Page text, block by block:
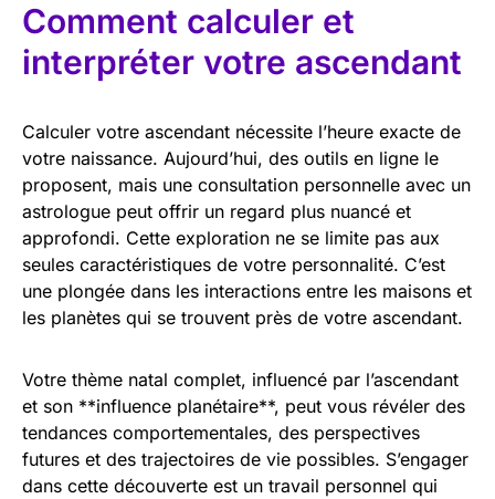
Comment calculer et
interpréter votre ascendant
Calculer votre ascendant nécessite l’heure exacte de
votre naissance. Aujourd’hui, des outils en ligne le
proposent, mais une consultation personnelle avec un
astrologue peut offrir un regard plus nuancé et
approfondi. Cette exploration ne se limite pas aux
seules caractéristiques de votre personnalité. C’est
une plongée dans les interactions entre les maisons et
les planètes qui se trouvent près de votre ascendant.
Votre thème natal complet, influencé par l’ascendant
et son **influence planétaire**, peut vous révéler des
tendances comportementales, des perspectives
futures et des trajectoires de vie possibles. S’engager
dans cette découverte est un travail personnel qui